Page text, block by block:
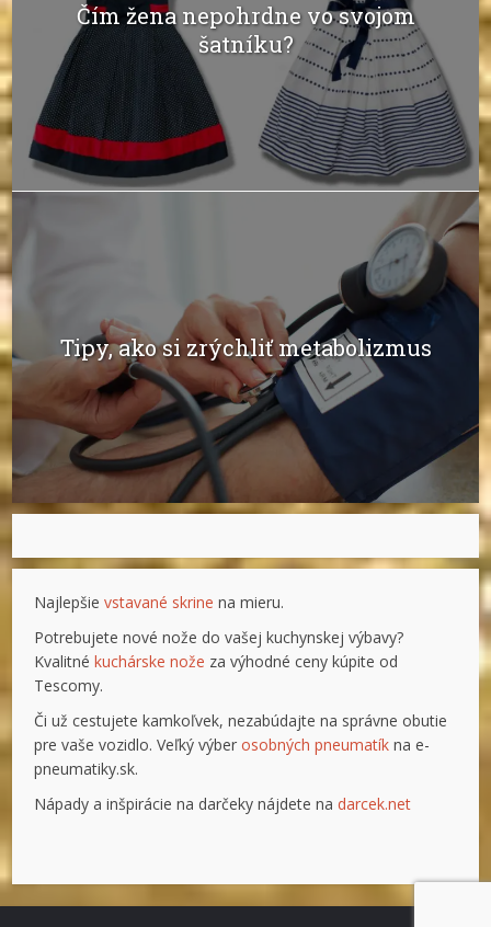
Čím žena nepohrdne vo svojom
šatníku?
Tipy, ako si zrýchliť metabolizmus
Najlepšievstavané skrine na mieru.
Potrebujete nové nože do vašej kuchynskej výbavy?
Kvalitnékuchárske nože za výhodné ceny kúpite od
Tescomy.
Či už cestujete kamkoľvek, nezabúdajte na správne obutie
pre vaše vozidlo. Veľký výberosobných pneumatík na e-
pneumatiky.sk.
Nápady a inšpirácie na darčeky nájdete nadarcek.net